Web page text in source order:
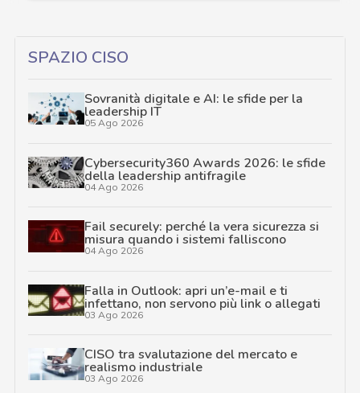
SPAZIO CISO
Sovranità digitale e AI: le sfide per la
leadership IT
05 Ago 2026
Cybersecurity360 Awards 2026: le sfide
della leadership antifragile
04 Ago 2026
Fail securely: perché la vera sicurezza si
misura quando i sistemi falliscono
04 Ago 2026
Falla in Outlook: apri un’e-mail e ti
infettano, non servono più link o allegati
03 Ago 2026
CISO tra svalutazione del mercato e
realismo industriale
03 Ago 2026